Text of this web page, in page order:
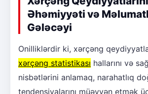
Əhəmiyyəti və
Gələcəyi
Onilliklərdir ki, xərçəng
xərçəng statistikası hallarını və
nisbətlərini anlamaq, narahatlıq
tendensiyalarını müəyyən etmək